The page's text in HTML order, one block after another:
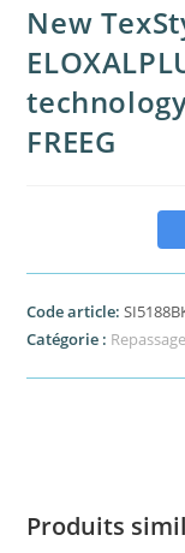
New
FREEG
Code article:
Catégorie :
Produits